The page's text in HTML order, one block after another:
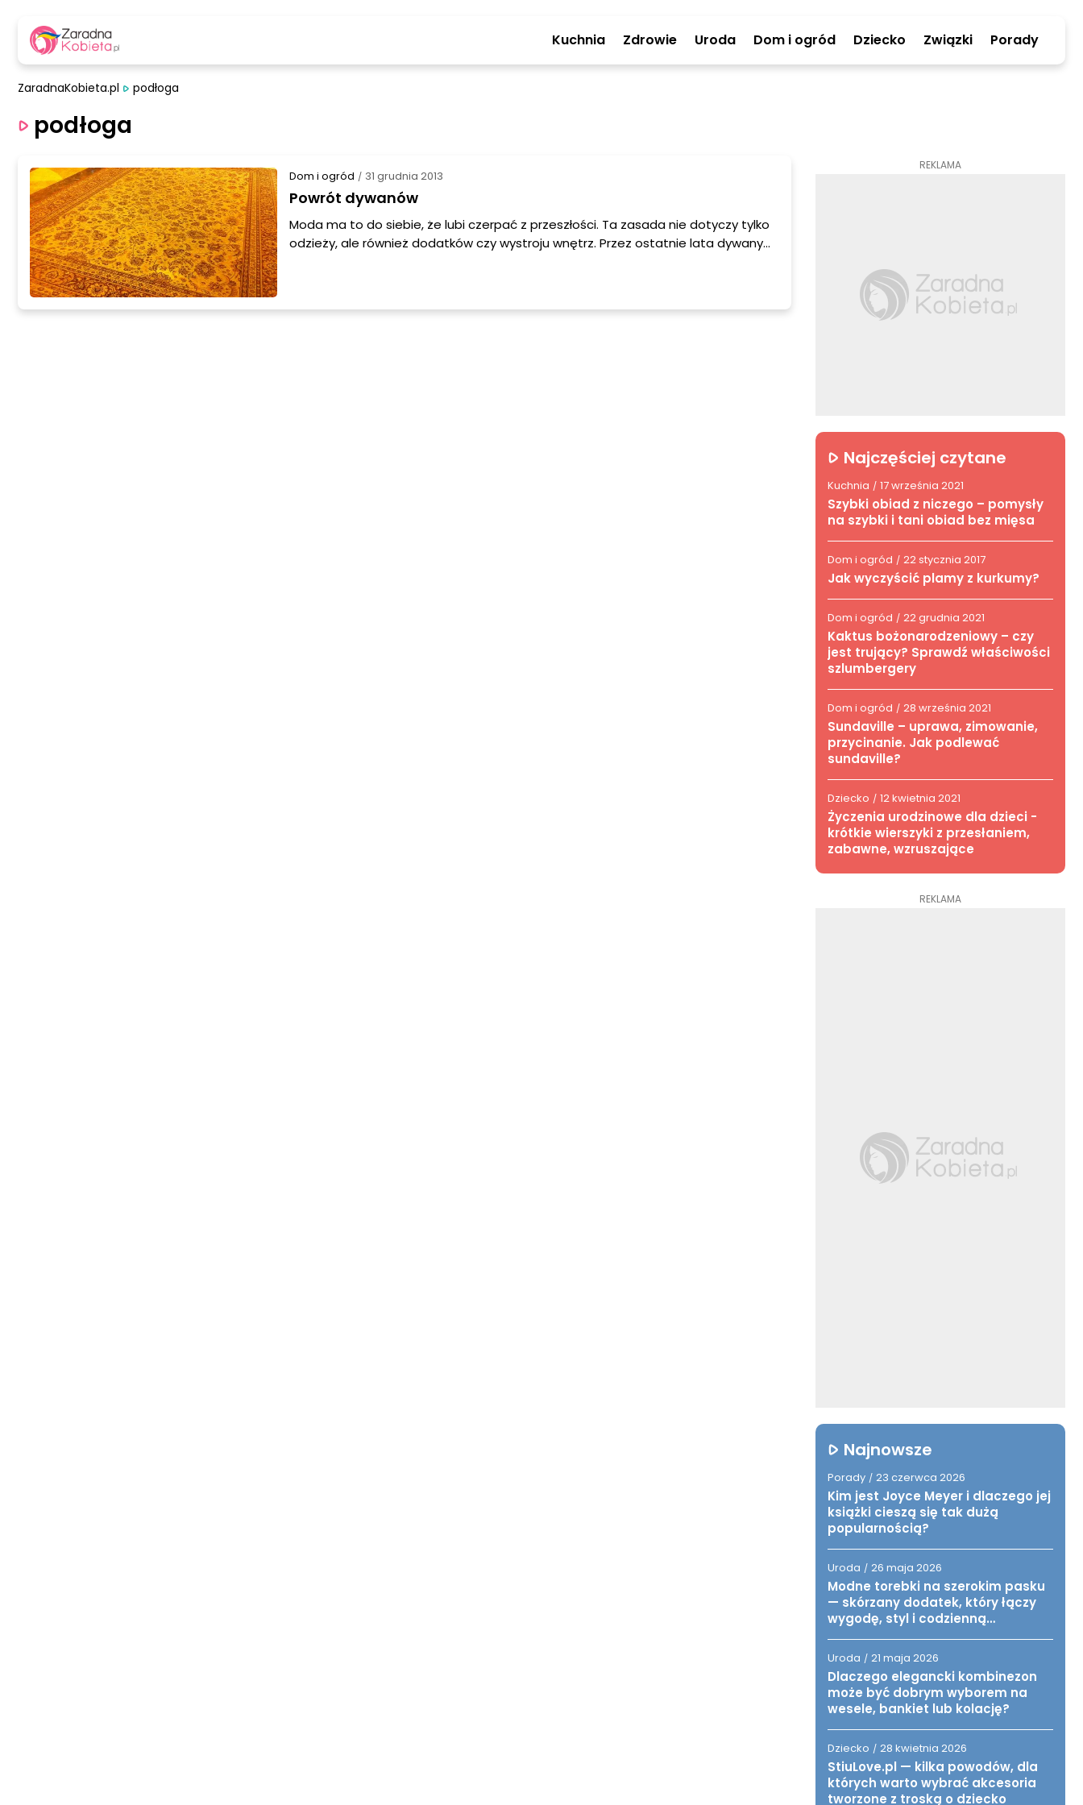
Kuchnia Zdrowie Uroda Dom i ogród Dziecko Związki Porady
ZaradnaKobieta.pl podłoga
podłoga
Dom i ogród / 31 grudnia 2013
Powrót dywanów
Moda ma to do siebie, że lubi czerpać z przeszłości. Ta zasada nie dotyczy tylko
odzieży, ale również dodatków czy wystroju wnętrz. Przez ostatnie lata dywany
REKLAMA
Najczęściej czytane
Kuchnia / 17 września 2021
Szybki obiad z niczego – pomysły
na szybki i tani obiad bez mięsa
Dom i ogród / 22 stycznia 2017
Jak wyczyścić plamy z kurkumy?
Dom i ogród / 22 grudnia 2021
Kaktus bożonarodzeniowy – czy
jest trujący? Sprawdź właściwości
szlumbergery
Dom i ogród / 28 września 2021
Sundaville – uprawa, zimowanie,
przycinanie. Jak podlewać
sundaville?
Dziecko / 12 kwietnia 2021
Życzenia urodzinowe dla dzieci -
krótkie wierszyki z przesłaniem,
zabawne, wzruszające
REKLAMA
Najnowsze
Porady / 23 czerwca 2026
Kim jest Joyce Meyer i dlaczego jej
książki cieszą się tak dużą
popularnością?
Uroda / 26 maja 2026
Modne torebki na szerokim pasku
— skórzany dodatek, który łączy
wygodę, styl i codzienną
Uroda / 21 maja 2026
Dlaczego elegancki kombinezon
może być dobrym wyborem na
wesele, bankiet lub kolację?
Dziecko / 28 kwietnia 2026
StiuLove.pl — kilka powodów, dla
których warto wybrać akcesoria
tworzone z troską o dziecko